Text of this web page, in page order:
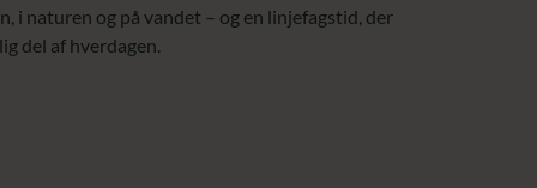
i naturen og på vandet – og en linjefagstid, der
del af hverdagen.